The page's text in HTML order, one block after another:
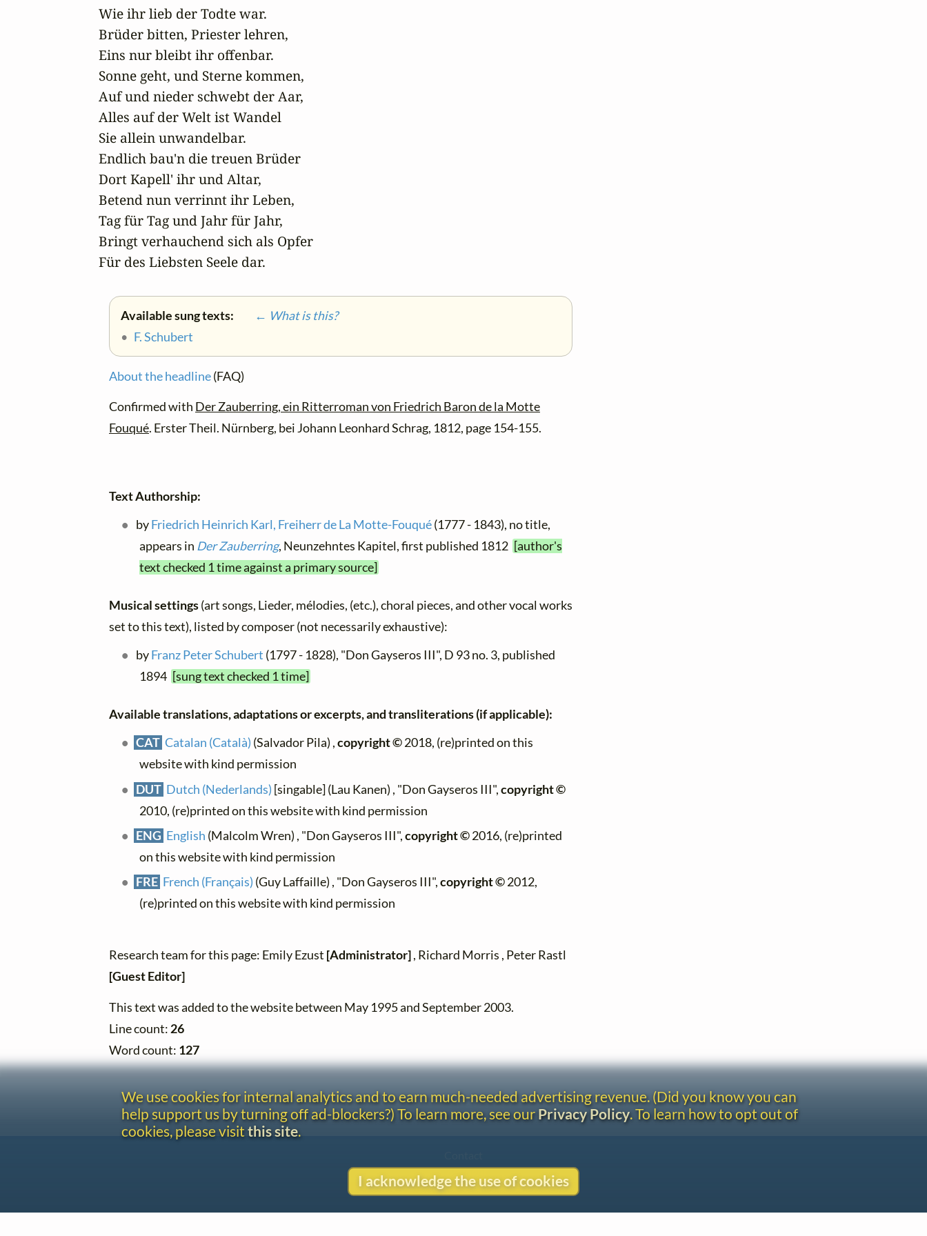
Wie ihr lieb der Todte war.
Brüder bitten, Priester lehren,
Eins nur bleibt ihr offenbar.
Sonne geht, und Sterne kommen,
Auf und nieder schwebt der Aar,
Alles auf der Welt ist Wandel
Sie allein unwandelbar.
Endlich bau'n die treuen Brüder
Dort Kapell' ihr und Altar,
Betend nun verrinnt ihr Leben,
Tag für Tag und Jahr für Jahr,
Bringt verhauchend sich als Opfer
Für des Liebsten Seele dar.
Available sung texts:
← What is this?
• F. Schubert
About the headline(FAQ)
Confirmed with Der Zauberring, ein Ritterroman von Friedrich Baron de la Motte
Fouqué. Erster Theil. Nürnberg, bei Johann Leonhard Schrag, 1812, page 154-155.
Text Authorship:
byFriedrich Heinrich Karl, Freiherr de La Motte-Fouqué(1777 - 1843), no title,
appears in Der Zauberring, Neunzehntes Kapitel, first published 1812 [author's
text checked 1 time against a primary source]
Musical settings(art songs, Lieder, mélodies, (etc.), choral pieces, and other vocal works
set to this text), listed by composer (not necessarily exhaustive):
byFranz Peter Schubert (1797 - 1828), "Don Gayseros III", D 93 no. 3, published
1894 [sung text checked 1 time]
Available translations, adaptations or excerpts, and transliterations (if applicable):
CAT Catalan (Català) (Salvador Pila) ,copyright ©2018, (re)printed on this
website with kind permission
DUT Dutch (Nederlands) [singable] (Lau Kanen) , "Don Gayseros III",copyright ©
2010, (re)printed on this website with kind permission
ENG English (Malcolm Wren) , "Don Gayseros III",copyright ©2016, (re)printed
on this website with kind permission
FRE French (Français) (Guy Laffaille) , "Don Gayseros III",copyright ©2012,
(re)printed on this website with kind permission
Research team for this page: Emily Ezust [Administrator], Richard Morris , Peter Rastl
[Guest Editor]
This text was added to the website between May 1995 and September 2003.
Line count: 26
Word count: 127
We use cookies for internal analytics and to earn much-needed advertising revenue. (Did you know you can
help support us by turning off ad-blockers?) To learn more, see ourPrivacy Policy. To learn how to opt out of
cookies, please visit this site.
I acknowledge the use of cookies
Copyright
Privacy